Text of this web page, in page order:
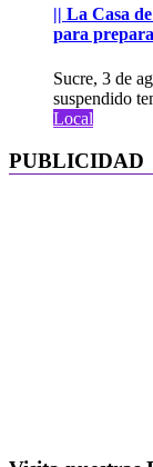
|| La Casa
para
Sucre, 3 de
suspendido
Local
PUBLICIDAD